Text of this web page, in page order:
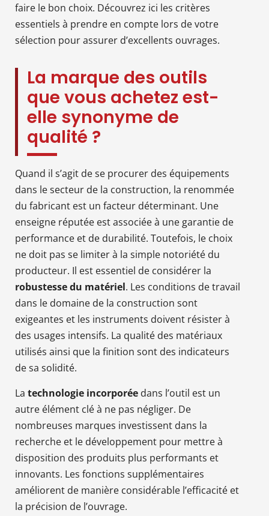
faire le bon choix. Découvrez ici les critères
essentiels à prendre en compte lors de votre
sélection pour assurer d’excellents ouvrages.
La marque des outils
que vous achetez est-
elle synonyme de
qualité ?
Quand il s’agit de se procurer des équipements
dans le secteur de la construction, la renommée
du fabricant est un facteur déterminant. Une
enseigne réputée est associée à une garantie de
performance et de durabilité. Toutefois, le choix
ne doit pas se limiter à la simple notoriété du
producteur. Il est essentiel de considérer la
robustesse du matériel. Les conditions de travail
dans le domaine de la construction sont
exigeantes et les instruments doivent résister à
des usages intensifs. La qualité des matériaux
utilisés ainsi que la finition sont des indicateurs
de sa solidité.
La technologie incorporée dans l’outil est un
autre élément clé à ne pas négliger. De
nombreuses marques investissent dans la
recherche et le développement pour mettre à
disposition des produits plus performants et
innovants. Les fonctions supplémentaires
améliorent de manière considérable l’efficacité et
la précision de l’ouvrage.